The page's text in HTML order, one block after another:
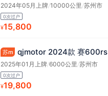
2024年05月上牌/10000公里/苏州市
0次过户
¥15,800
苏m qjmotor 2024款 赛600rs
2025年01月上牌/6000公里/苏州市
0次过户
¥19,800